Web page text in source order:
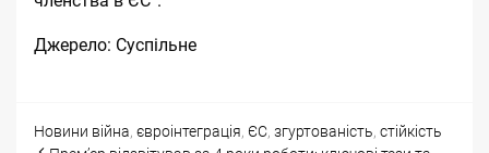
Джерело: Суспільне
Categories
Новини Tags
війна, євроінтеграція, ЄС, згуртованість, стійкість